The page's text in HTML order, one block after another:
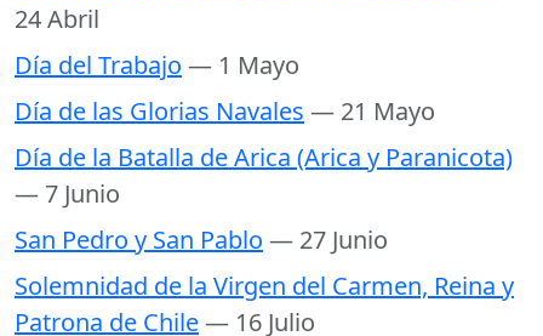
24 Abril
Día del Trabajo — 1 Mayo
Día de las Glorias Navales — 21 Mayo
Día de la Batalla de Arica (Arica y Paranicota)
— 7 Junio
San Pedro y San Pablo — 27 Junio
Solemnidad de la Virgen del Carmen, Reina y
Patrona de Chile— 16 Julio